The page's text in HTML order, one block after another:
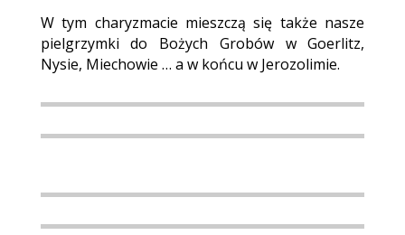
W tym charyzmacie mieszczą się także nasze
pielgrzymki do Bożych Grobów w Goerlitz,
Nysie, Miechowie … a w końcu w Jerozolimie.